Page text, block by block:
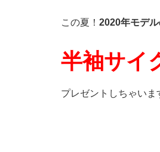
この夏！ 2020年モデ
半袖サイ
プレゼントしちゃいま